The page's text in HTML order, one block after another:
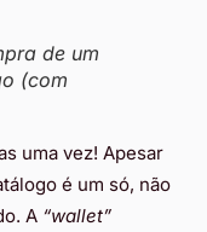
de um
(com
uma vez! Apesar
é um só, não
A “wallet”